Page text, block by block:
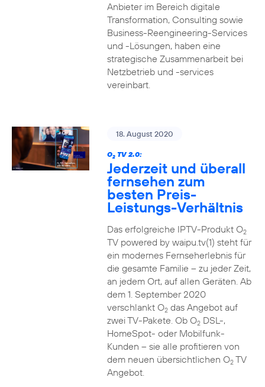
Anbieter im Bereich digitale
Transformation, Consulting sowie
Business-Reengineering-Services
und -Lösungen, haben eine
strategische Zusammenarbeit bei
Netzbetrieb und -services
vereinbart.
18. August 2020
O2TV 2.0:
Jederzeit und überall
fernsehen zum
besten Preis-
Leistungs-Verhältnis
Das erfolgreiche IPTV-Produkt O2
TV powered by waipu.tv(1) steht für
ein modernes Fernseherlebnis für
die gesamte Familie – zu jeder Zeit,
an jedem Ort, auf allen Geräten. Ab
dem 1. September 2020
verschlankt O2das Angebot auf
zwei TV-Pakete. Ob O2DSL-,
HomeSpot- oder Mobilfunk-
Kunden – sie alle profitieren von
dem neuen übersichtlichen O2TV
Angebot.